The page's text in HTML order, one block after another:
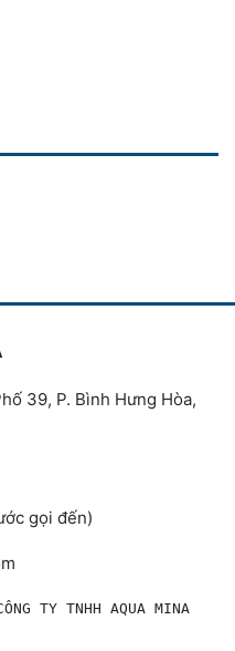
39, P. Bình Hưng Hòa,
gọi đến)
TY TNHH AQUA MINA